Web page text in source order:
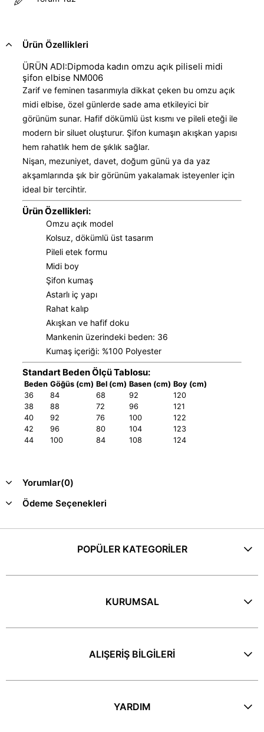
Ürün Özellikleri
ÜRÜN ADI:Dipmoda kadın omzu açık piliseli midi
şifon elbise NM006
Zarif ve feminen tasarımıyla dikkat çeken bu omzu açık
midi elbise, özel günlerde sade ama etkileyici bir
görünüm sunar. Hafif dökümlü üst kısmı ve pileli eteği ile
modern bir siluet oluşturur. Şifon kumaşın akışkan yapısı
hem rahatlık hem de şıklık sağlar.
Nişan, mezuniyet, davet, doğum günü ya da yaz
akşamlarında şık bir görünüm yakalamak isteyenler için
ideal bir tercihtir.
Ürün Özellikleri:
Omzu açık model
Kolsuz, dökümlü üst tasarım
Pileli etek formu
Midi boy
Şifon kumaş
Astarlı iç yapı
Rahat kalıp
Akışkan ve hafif doku
Mankenin üzerindeki beden: 36
Kumaş içeriği: %100 Polyester
Standart Beden Ölçü Tablosu:
Beden Göğüs (cm) Bel (cm) Basen (cm) Boy (cm)
36
84 68 92
120
38
88 72 96
121
40
92 76 100
122
42
96 80 104
123
44
100 84 108 124
Yorumlar(0)
Ödeme Seçenekleri
POPÜLER KATEGORİLER
KURUMSAL
ALIŞERİŞ BİLGİLERİ
YARDIM